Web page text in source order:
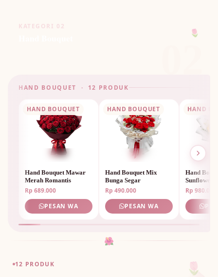
🌷
KATEGORI 02
HAND BOUQUET · 12 PRODUK
HAND BOUQUET
Hand Bouquet Mawar
Merah Romantis
Rp 689.000
PESAN WA
HAND BOUQUET
Hand Bouquet Mix
Bunga Segar
Rp 490.000
PESAN WA
HAND
Hand
Sunflower
Rp 980.000
🌺
12 PRODUK 🌷